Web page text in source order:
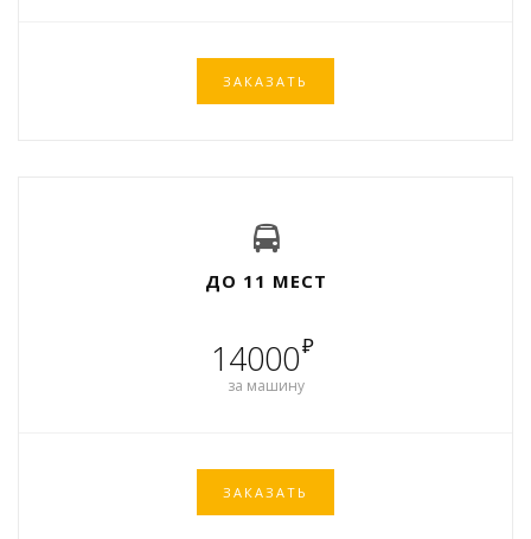
ЗАКАЗАТЬ
ДО 11 МЕСТ
14000₽
за машину
ЗАКАЗАТЬ